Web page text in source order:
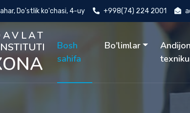
Do'stlik ko'chasi, 4-uy +998(74) 224 2001
Bosh
sahifa
Bo'limlar